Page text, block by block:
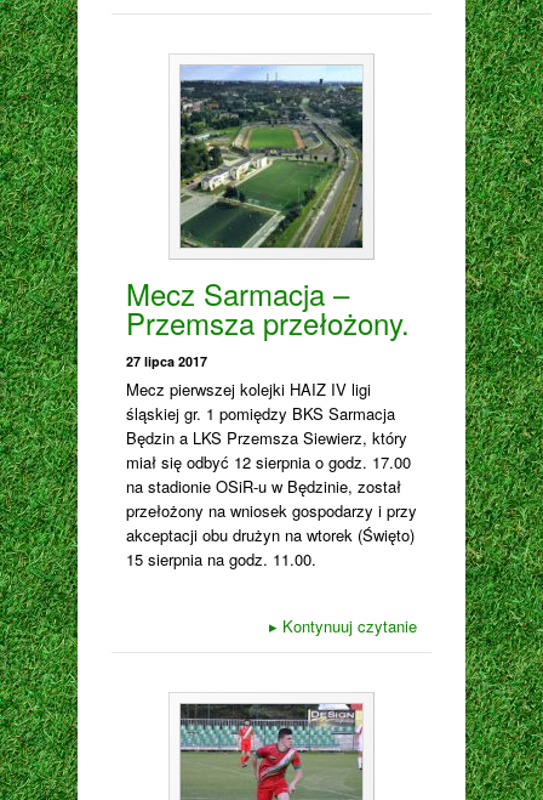
Mecz Sarmacja –
Przemsza przełożony.
27 lipca 2017
Mecz pierwszej kolejki HAIZ IV ligi
śląskiej gr. 1 pomiędzy BKS Sarmacja
Będzin a LKS Przemsza Siewierz, który
miał się odbyć 12 sierpnia o godz. 17.00
na stadionie OSiR-u w Będzinie, został
przełożony na wniosek gospodarzy i przy
akceptacji obu drużyn na wtorek (Święto)
15 sierpnia na godz. 11.00.
▸ Kontynuuj czytanie